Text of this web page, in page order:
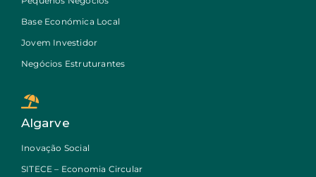
Base Económica Local
Jovem Investidor
Negócios Estruturantes
Algarve
Inovação Social
SITECE – Economia Circular